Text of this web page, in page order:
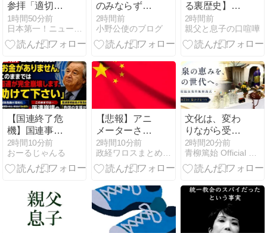
参拝「適切に
判断」 官房長
官
1時間50分前
日本第一！ニュース録
のみならず隠
遁生活でもし
たほうがいい
ですよ！（山
わ新選組）
2時間前
小野公使のブログ
る裏歴史】
531年の衝
撃！古代史の
分岐点を目か
たします！ 目
から鱗の歴
2時間前
親父と息子の口喧嘩
【国連終了危
機】国連事務
総長が資金難
を警告→未払
い額を見た世
日本側から厳
しい声→では
誰が払ってい
ないのか言え
2時間10分前
おーるじゃんる
【悲報】アニ
メーターさん
「日本の復興
は…中国の温
情のおかげ
込み殺到 ｗｗ
ｗｗｗｗｗｗ
ｗ
2時間10分前
政経ワロスまとめニュース
文化は、変わ
りながら受け
継がれていく
｜芦原温泉発
祥地修義式と
湯かけまつり
2時間20分前
青柳篤始 Official Site